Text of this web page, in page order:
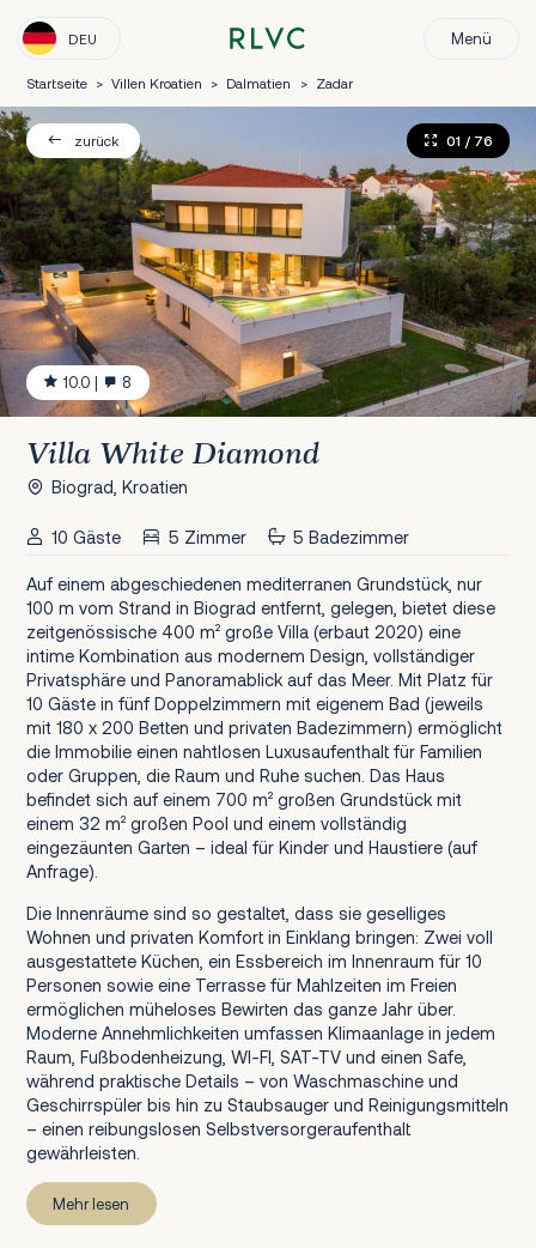
DEU Menü
Startseite > Villen Kroatien > Dalmatien > Zadar
zurück
10.0 | 8
01 / 76
Villa White Diamond
Biograd, Kroatien
10 Gäste 5 Zimmer 5 Badezimmer
Auf einem abgeschiedenen mediterranen Grundstück, nur
100 m vom Strand in Biograd entfernt, gelegen, bietet diese
zeitgenössische 400 m² große Villa (erbaut 2020) eine
intime Kombination aus modernem Design, vollständiger
Privatsphäre und Panoramablick auf das Meer. Mit Platz für
10 Gäste in fünf Doppelzimmern mit eigenem Bad (jeweils
mit 180 x 200 Betten und privaten Badezimmern) ermöglicht
die Immobilie einen nahtlosen Luxusaufenthalt für Familien
oder Gruppen, die Raum und Ruhe suchen. Das Haus
befindet sich auf einem 700 m² großen Grundstück mit
einem 32 m² großen Pool und einem vollständig
eingezäunten Garten – ideal für Kinder und Haustiere (auf
Anfrage).
Die Innenräume sind so gestaltet, dass sie geselliges
Wohnen und privaten Komfort in Einklang bringen: Zwei voll
ausgestattete Küchen, ein Essbereich im Innenraum für 10
Personen sowie eine Terrasse für Mahlzeiten im Freien
ermöglichen müheloses Bewirten das ganze Jahr über.
Moderne Annehmlichkeiten umfassen Klimaanlage in jedem
Raum, Fußbodenheizung, WI-FI, SAT-TV und einen Safe,
während praktische Details – von Waschmaschine und
Geschirrspüler bis hin zu Staubsauger und Reinigungsmitteln
– einen reibungslosen Selbstversorgeraufenthalt
gewährleisten.
Mehr lesen